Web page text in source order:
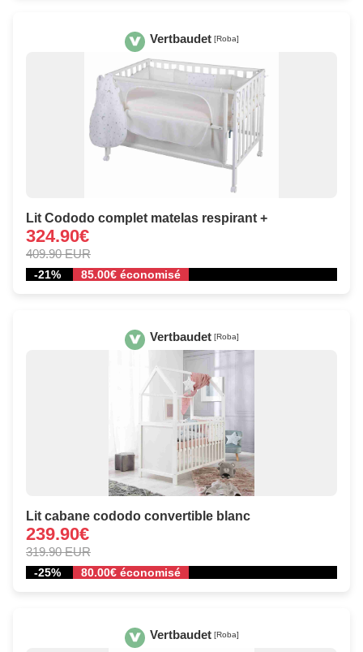
Vertbaudet [Roba]
Lit Cododo complet matelas respirant +
324.90€
409.90 EUR
-21% 85.00€ économisé
Vertbaudet [Roba]
Lit cabane cododo convertible blanc
239.90€
319.90 EUR
-25% 80.00€ économisé
Vertbaudet [Roba]